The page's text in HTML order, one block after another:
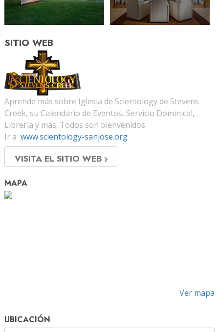
SITIO WEB
Aprende más sobre Iglesia de Scientology de Stevens
Creek, su Calendario de Eventos, Servicio Dominical,
Librería y más. Todos son bienvenidos.
Ir a www.scientology-sanjose.org
VISITA EL SITIO WEB
MAPA
Ver mapa
UBICACIÓN